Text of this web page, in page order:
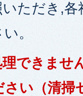
ただき,各
。
できませ
い（清掃